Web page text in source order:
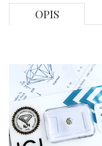
Szerokość szyny
Szerokość szyny
DIAMENTY
Kamień:
Szlif:
Liczba
diamentów:
Liczba
diamentów
(łącznie)
OPIS